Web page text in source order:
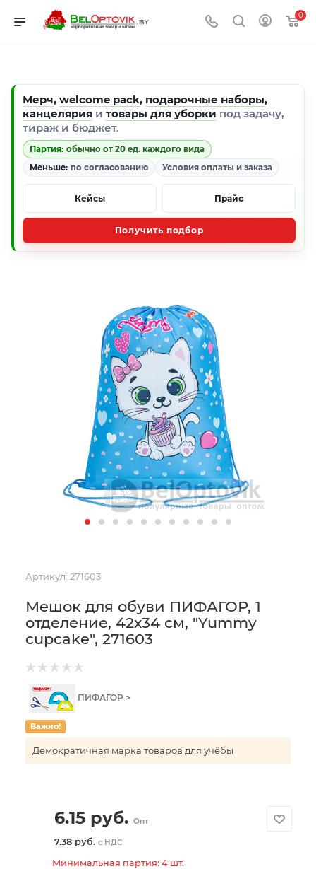
0
Мерч, welcome pack, подарочные наборы,
канцелярия и товары для уборки под задачу,
тираж и бюджет.
Партия: обычно от 20 ед. каждого вида
Меньше: по согласованию Условия оплаты и заказа
Кейсы Прайс
Получить подбор
Артикул: 271603
Мешок для обуви ПИФАГОР, 1
отделение, 42х34 см, "Yummy
cupcake", 271603
ПИФАГОР >
Важно!
Демократичная марка товаров для учёбы
6.15руб. Опт
7.38 руб. с НДС
Минимальная партия: 4 шт.